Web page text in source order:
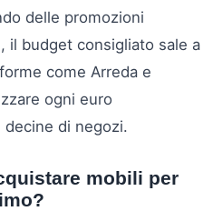
delle promozioni
il budget consigliato sale a
come Arreda e
ogni euro
di negozi.
mobili per